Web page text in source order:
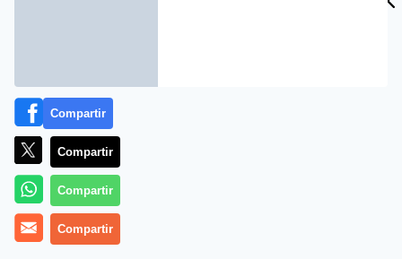
Diego Costa está muy difícil para el Atlético de Madrid
y parece que el ‘Cholo’ Simeone habría indicado ya
quien es su alternativa en caso de que no puedan
Compartir
Compartir
Compartir
Compartir